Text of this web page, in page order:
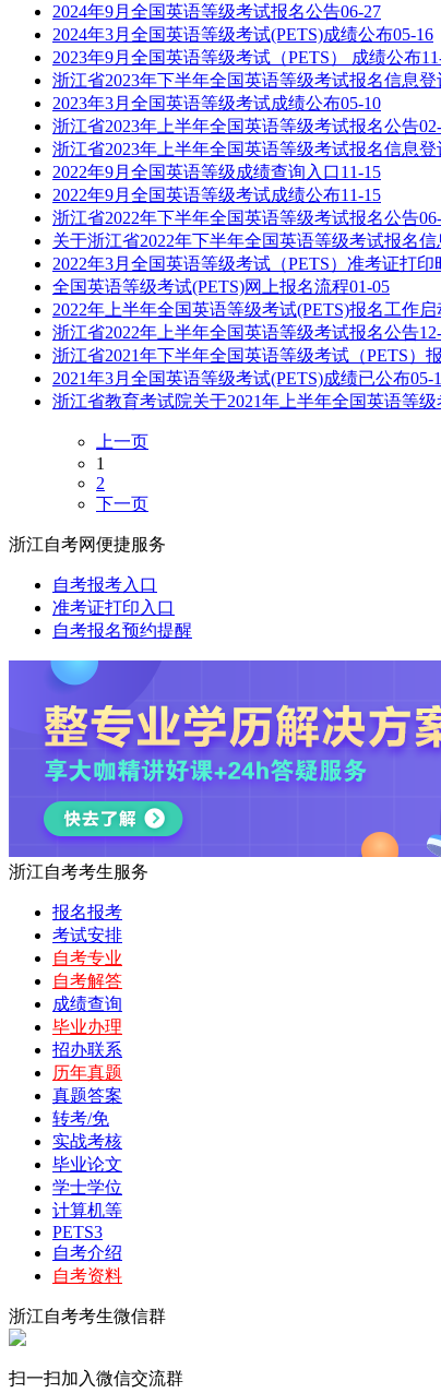
2024年9月全国英语等级考试报名公告06-27
2024年3月全国英语等级考试(PETS)成绩公布05-16
2023年9月全国英语等级考试（PETS） 成绩公布
浙江省2023年下半年全国英语等级考试报名信息
2023年3月全国英语等级考试成绩公布05-10
浙江省2023年上半年全国英语等级考试报名公告
浙江省2023年上半年全国英语等级考试报名信息
2022年9月全国英语等级成绩查询入口11-15
2022年9月全国英语等级考试成绩公布11-15
浙江省2022年下半年全国英语等级考试报名公告
关于浙江省2022年下半年全国英语等级考试报名
2022年3月全国英语等级考试（PETS）准考证打印
全国英语等级考试(PETS)网上报名流程01-05
2022年上半年全国英语等级考试(PETS)报名工作启
浙江省2022年上半年全国英语等级考试报名公告
浙江省2021年下半年全国英语等级考试（PETS）
2021年3月全国英语等级考试(PETS)成绩已公布05-
浙江省教育考试院关于2021年上半年全国英语等
上一页
1
2
下一页
浙江自考网便捷服务
自考报考入口
准考证打印入口
自考报名预约提醒
浙江自考考生服务
报名报考
考试安排
自考专业
自考解答
成绩查询
毕业办理
招办联系
历年真题
真题答案
转考/免
实战考核
毕业论文
学士学位
计算机等
PETS3
自考介绍
自考资料
浙江自考考生微信群
扫一扫加入微信交流群